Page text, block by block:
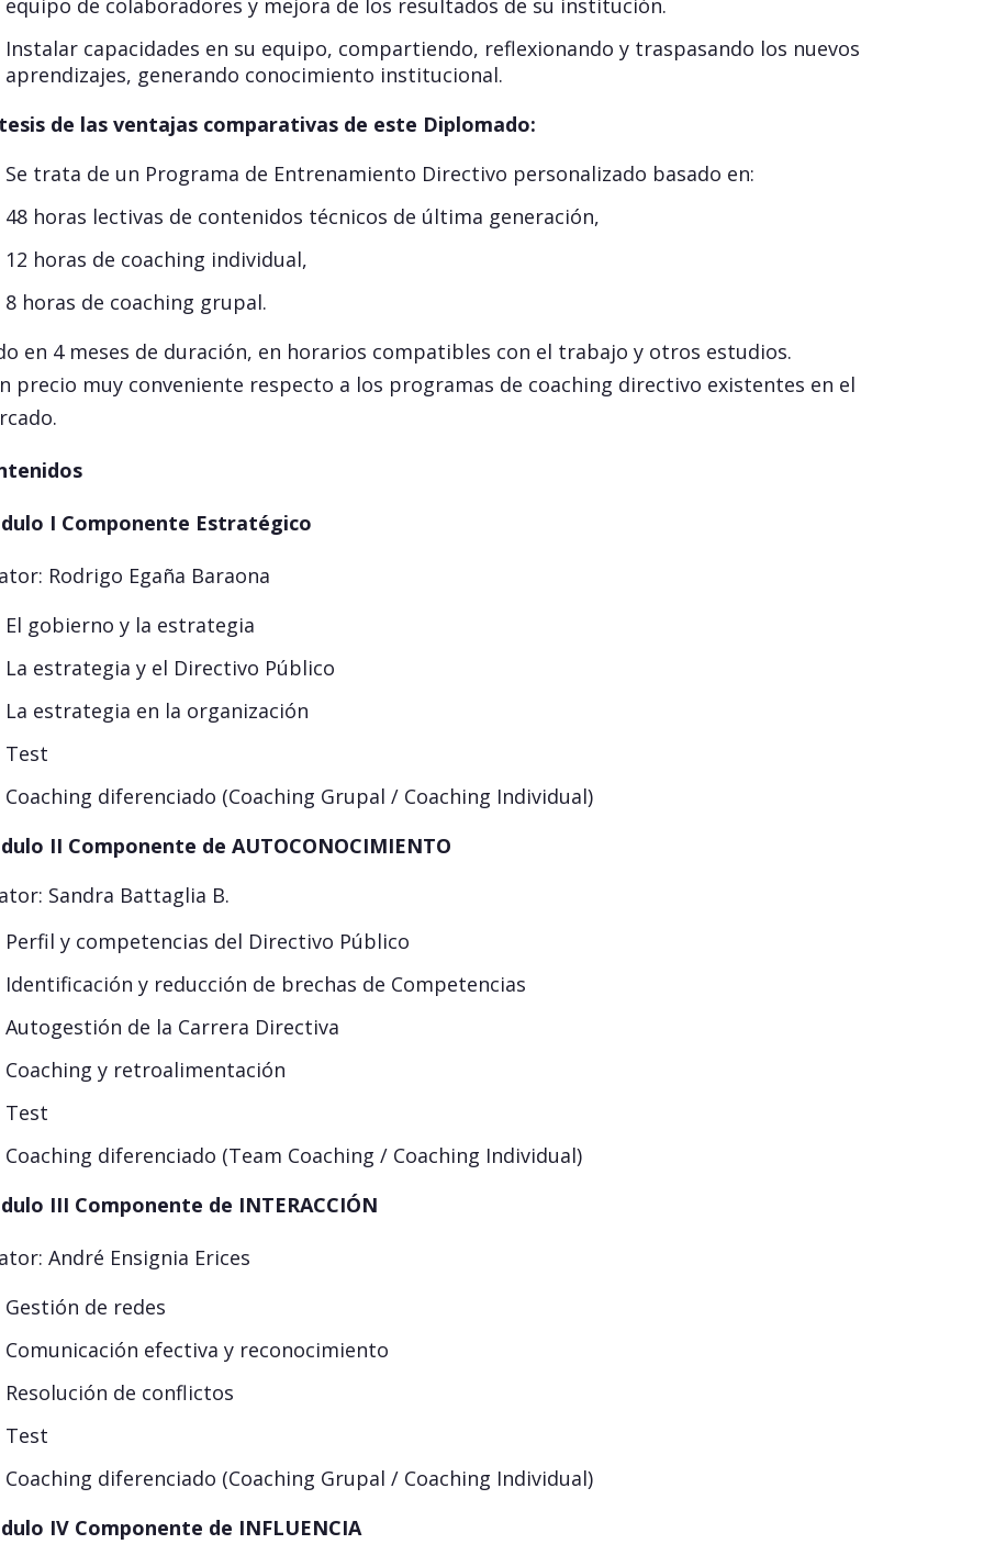
Instalar capacidades en su equipo, compartiendo, reflexionando y traspasando los nuevos
aprendizajes, generando conocimiento institucional.
de las ventajas comparativas de este Diplomado:
Se trata de un Programa de Entrenamiento Directivo personalizado basado en:
48 horas lectivas de contenidos técnicos de última generación,
12 horas de coaching individual,
8 horas de coaching grupal.
en 4 meses de duración, en horarios compatibles con el trabajo y otros estudios.
precio muy conveniente respecto a los programas de coaching directivo existentes en el
I Componente Estratégico
Rodrigo Egaña Baraona
El gobierno y la estrategia
La estrategia y el Directivo Público
La estrategia en la organización
Test
Coaching diferenciado (Coaching Grupal / Coaching Individual)
II Componente de AUTOCONOCIMIENTO
Sandra Battaglia B.
Perfil y competencias del Directivo Público
Identificación y reducción de brechas de Competencias
Autogestión de la Carrera Directiva
Coaching y retroalimentación
Test
Coaching diferenciado (Team Coaching / Coaching Individual)
III Componente de INTERACCIÓN
André Ensignia Erices
Gestión de redes
Comunicación efectiva y reconocimiento
Resolución de conflictos
Test
Coaching diferenciado (Coaching Grupal / Coaching Individual)
IV Componente de INFLUENCIA